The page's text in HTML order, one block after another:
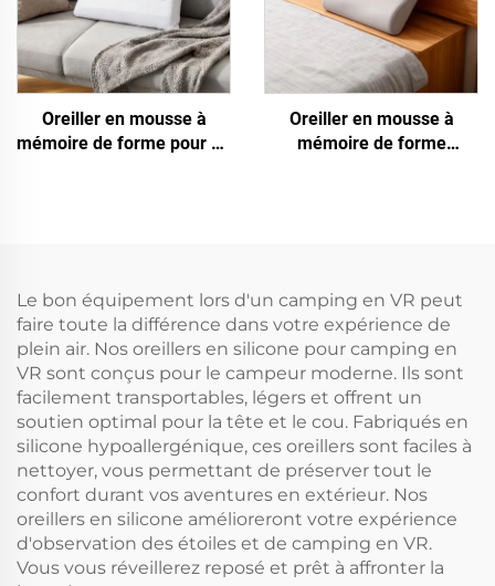
Oreiller en mousse à
mémoire de forme pour un
Oreiller en mousse à
mémoire de forme
Le bon équipement lors d'un camping en VR peut
faire toute la différence dans votre expérience de
plein air. Nos oreillers en silicone pour camping en
VR sont conçus pour le campeur moderne. Ils sont
facilement transportables, légers et offrent un
soutien optimal pour la tête et le cou. Fabriqués en
silicone hypoallergénique, ces oreillers sont faciles à
nettoyer, vous permettant de préserver tout le
confort durant vos aventures en extérieur. Nos
oreillers en silicone amélioreront votre expérience
d'observation des étoiles et de camping en VR.
Vous vous réveillerez reposé et prêt à affronter la